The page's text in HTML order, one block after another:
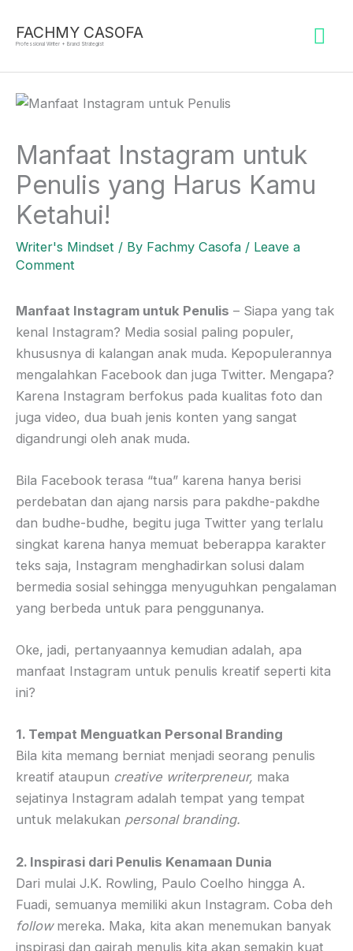
FACHMY CASOFA
Professional Writer + Brand Strategist
Manfaat Instagram untuk
Penulis yang Harus Kamu
Ketahui!
Writer's Mindset / By Fachmy Casofa / Leave a
Comment
Manfaat Instagram untuk Penulis – Siapa yang tak
kenal Instagram? Media sosial paling populer,
khususnya di kalangan anak muda. Kepopulerannya
mengalahkan Facebook dan juga Twitter. Mengapa?
Karena Instagram berfokus pada kualitas foto dan
juga video, dua buah jenis konten yang sangat
digandrungi oleh anak muda.
Bila Facebook terasa “tua” karena hanya berisi
perdebatan dan ajang narsis para pakdhe-pakdhe
dan budhe-budhe, begitu juga Twitter yang terlalu
singkat karena hanya memuat beberappa karakter
teks saja, Instagram menghadirkan solusi dalam
bermedia sosial sehingga menyuguhkan pengalaman
yang berbeda untuk para penggunanya.
Oke, jadi, pertanyaannya kemudian adalah, apa
manfaat Instagram untuk penulis kreatif seperti kita
ini?
1. Tempat Menguatkan Personal Branding
Bila kita memang berniat menjadi seorang penulis
kreatif ataupun creative writerpreneur, maka
sejatinya Instagram adalah tempat yang tempat
untuk melakukan personal branding.
2. Inspirasi dari Penulis Kenamaan Dunia
Dari mulai J.K. Rowling, Paulo Coelho hingga A.
Fuadi, semuanya memiliki akun Instagram. Coba deh
follow mereka. Maka, kita akan menemukan banyak
inspirasi dan gairah menulis kita akan semakin kuat